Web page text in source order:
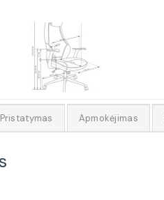
Pristatymas Apmokėjimas